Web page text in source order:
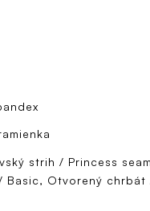
strih / Princess
Basic, Otvorený